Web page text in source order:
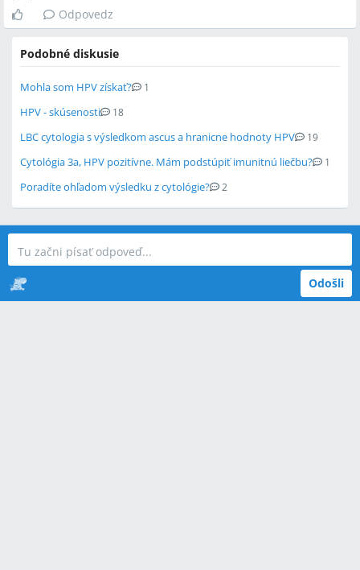
Odpovedz
Podobné diskusie
Mohla som HPV získať? 1
HPV - skúsenosti 18
LBC cytologia s výsledkom ascus a hranicne hodnoty HPV 19
Cytológia 3a, HPV pozitívne. Mám podstúpiť imunitnú liečbu? 1
Poradíte ohľadom výsledku z cytológie? 2
Odošli